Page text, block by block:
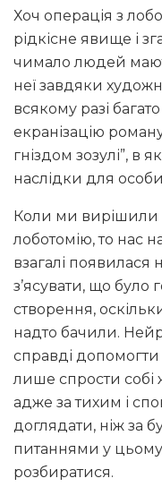
Хоч операція з
рідкісне явище і
чимало людей
неї завдяки
всякому разі
екранізацію
гніздом зозулі”, в
наслідки для
Коли ми вирішили
лоботомію, то нас
взагалі появилася
з’ясувати, що було
створення,
надто бачили.
справді
лише спрости собі
адже за тихим і
доглядати, ніж за
питаннями у
розбиратися.